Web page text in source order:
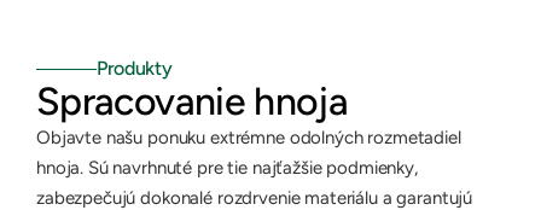
Produkty
Spracovanie hnoja
Objavte našu ponuku extrémne odolných rozmetadiel
hnoja. Sú navrhnuté pre tie najťažšie podmienky,
zabezpečujú dokonalé rozdrvenie materiálu a garantujú